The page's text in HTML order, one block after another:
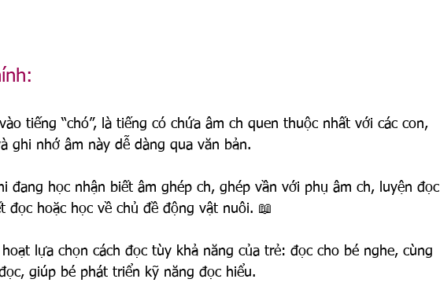
tiếng “chó”, là tiếng có chứa âm ch quen thuộc nhất với các con,
ghi nhớ âm này dễ dàng qua văn bản.
đang học nhận biết âm ghép ch, ghép vần với phụ âm ch, luyện đọc
đọc hoặc học về chủ đề động vật nuôi. 📖
lựa chọn cách đọc tùy khả năng của trẻ: đọc cho bé nghe, cùng
giúp bé phát triển kỹ năng đọc hiểu.